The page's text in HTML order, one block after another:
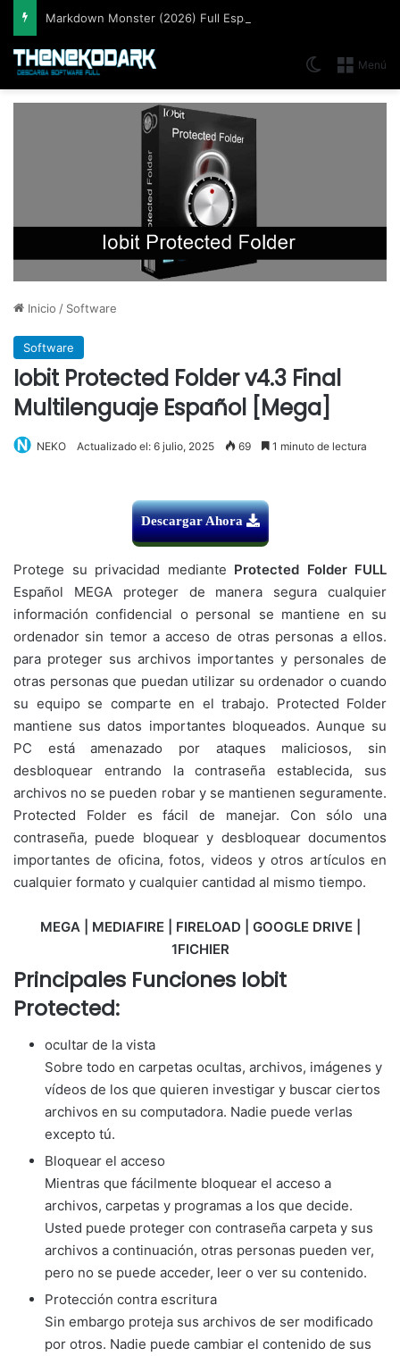
Markdown Monster (2026) Full Español [Mega]
Menú
Switch skin
Inicio / Software
Software
Iobit Protected Folder v4.3 Final
Multilenguaje Español [Mega]
NEKO Actualizado el: 6 julio, 2025 69 1 minuto de lectura
Descargar Ahora
Protege su privacidad mediante Protected Folder FULL
Español MEGA proteger de manera segura cualquier
información confidencial o personal se mantiene en su
ordenador sin temor a acceso de otras personas a ellos.
para proteger sus archivos importantes y personales de
otras personas que puedan utilizar su ordenador o cuando
su equipo se comparte en el trabajo. Protected Folder
mantiene sus datos importantes bloqueados. Aunque su
PC está amenazado por ataques maliciosos, sin
desbloquear entrando la contraseña establecida, sus
archivos no se pueden robar y se mantienen seguramente.
Protected Folder es fácil de manejar. Con sólo una
contraseña, puede bloquear y desbloquear documentos
importantes de oficina, fotos, videos y otros artículos en
cualquier formato y cualquier cantidad al mismo tiempo.
MEGA | MEDIAFIRE | FIRELOAD | GOOGLE DRIVE |
1FICHIER
Principales Funciones Iobit
Protected:
ocultar de la vista
Sobre todo en carpetas ocultas, archivos, imágenes y
vídeos de los que quieren investigar y buscar ciertos
archivos en su computadora. Nadie puede verlas
excepto tú.
Bloquear el acceso
Mientras que fácilmente bloquear el acceso a
archivos, carpetas y programas a los que decide.
Usted puede proteger con contraseña carpeta y sus
archivos a continuación, otras personas pueden ver,
pero no se puede acceder, leer o ver su contenido.
Protección contra escritura
Sin embargo proteja sus archivos de ser modificado
por otros. Nadie puede cambiar el contenido de sus